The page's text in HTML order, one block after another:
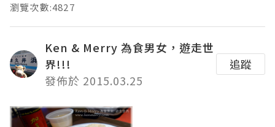
瀏覽次數:4827
Ken & Merry 為食男女，遊走世
界!!!
發佈於 2015.03.25
追蹤